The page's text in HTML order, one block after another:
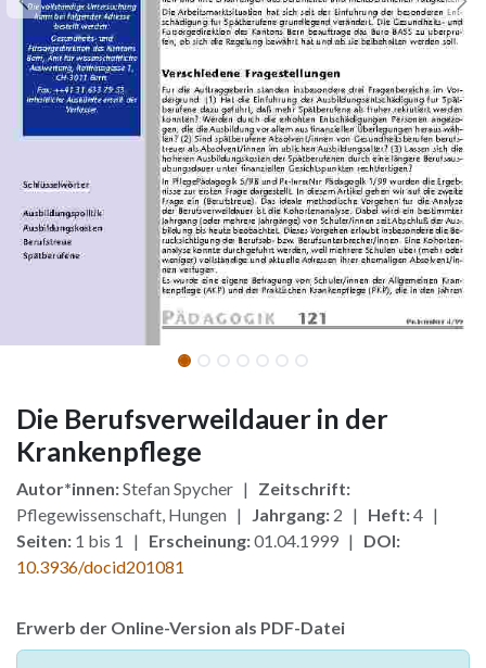
Die Berufsverweildauer in der
Krankenpflege
Autor*innen:Stefan Spycher | Zeitschrift:
Pflegewissenschaft, Hungen | Jahrgang: 2 | Heft:4 |
Seiten: 1 bis 1 | Erscheinung:01.04.1999 | DOI:
10.3936/docid201081
Erwerb der Online-Version als PDF-Datei